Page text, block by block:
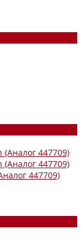
447709)